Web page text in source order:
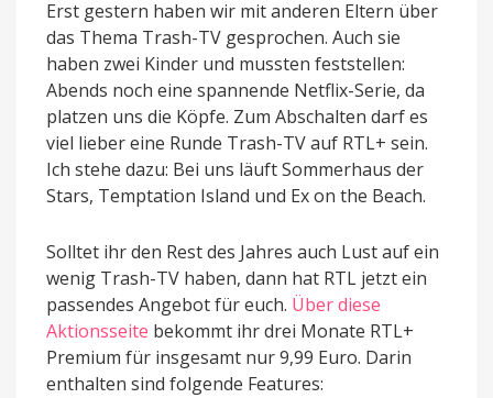
Erst gestern haben wir mit anderen Eltern über
das Thema Trash-TV gesprochen. Auch sie
haben zwei Kinder und mussten feststellen:
Abends noch eine spannende Netflix-Serie, da
platzen uns die Köpfe. Zum Abschalten darf es
viel lieber eine Runde Trash-TV auf RTL+ sein.
Ich stehe dazu: Bei uns läuft Sommerhaus der
Stars, Temptation Island und Ex on the Beach.
Solltet ihr den Rest des Jahres auch Lust auf ein
wenig Trash-TV haben, dann hat RTL jetzt ein
passendes Angebot für euch. Über diese
Aktionsseite bekommt ihr drei Monate RTL+
Premium für insgesamt nur 9,99 Euro. Darin
enthalten sind folgende Features: